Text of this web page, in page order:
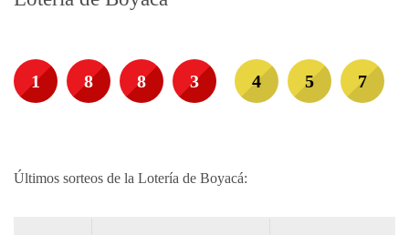
1 8 8 3 4 5 7
Últimos sorteos de la Lotería de Boyacá: